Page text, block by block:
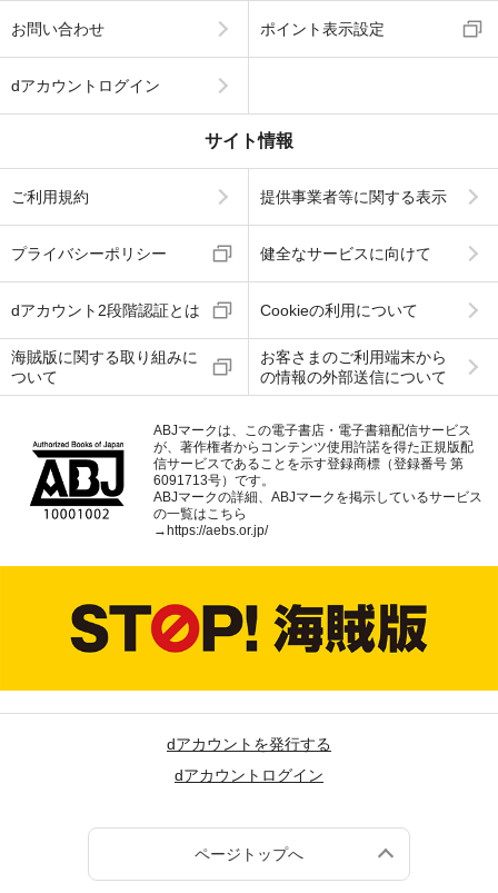
お問い合わせ ポイント表示設定
dアカウントログイン
サイト情報
ご利用規約 提供事業者等に関する表示
プライバシーポリシー 健全なサービスに向けて
dアカウント2段階認証とは Cookieの利用について
海賊版に関する取り組みに
ついて
お客さまのご利用端末から
の情報の外部送信について
ABJマークは、この電子書店・電子書籍配信サービス
が、著作権者からコンテンツ使用許諾を得た正規版配
信サービスであることを示す登録商標（登録番号 第
6091713号）です。
ABJマークの詳細、ABJマークを掲示しているサービス
の一覧はこちら
→https://aebs.or.jp/
dアカウントを発行する
dアカウントログイン
ページトップへ